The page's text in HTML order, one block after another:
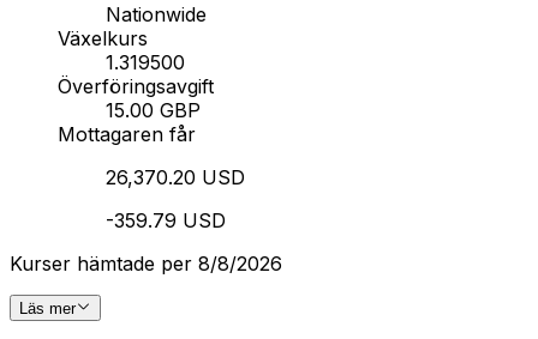
Nationwide
Växelkurs
1.319500
Överföringsavgift
15.00 GBP
Mottagaren får
26,370.20 USD
-359.79 USD
Kurser hämtade per 8/8/2026
Läs mer